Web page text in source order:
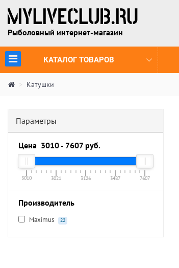
Рыболовный интернет-магазин
КАТАЛОГ ТОВАРОВ
(CURRENT)
Катушки
Параметры
Цена 3010- 7607руб.
3010 3021 3126 3487 7607
Производитель
Maximus 22